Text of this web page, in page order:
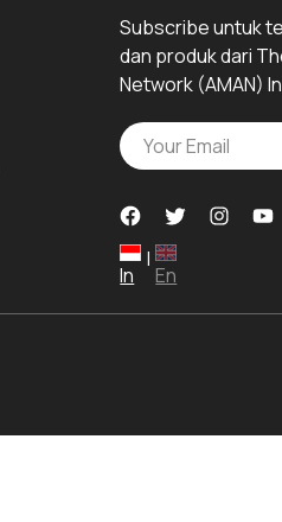
Subscribe untuk
dan produk dari
Network (AMAN)
In
|
En